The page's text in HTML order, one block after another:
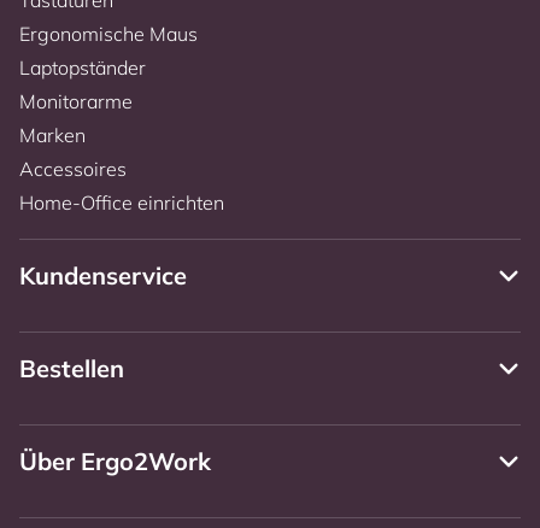
Ergonomische Maus
Laptopständer
Monitorarme
Marken
Accessoires
Home-Office einrichten
Kundenservice
Bestellen
Über Ergo2Work